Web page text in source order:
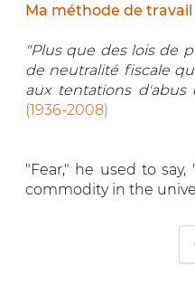
Ma méthode de travail
"Plus que des lois de
de neutralité fiscale
aux tentations d'abus
(1936-2008)
"Fear," he used to
commodity in the